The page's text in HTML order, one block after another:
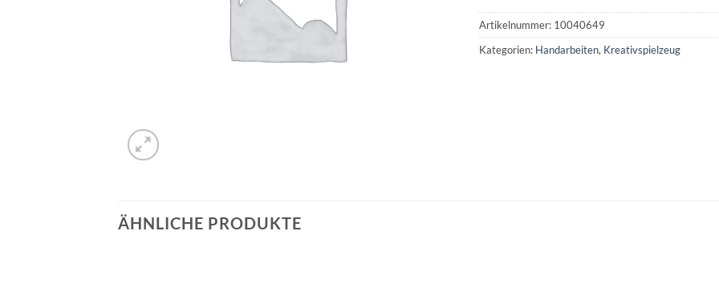
Artikelnummer: 10040649
Kategorien: Handarbeiten, Kreativspielzeug
ÄHNLICHE PRODUKTE